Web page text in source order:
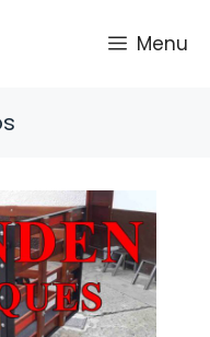
Menu